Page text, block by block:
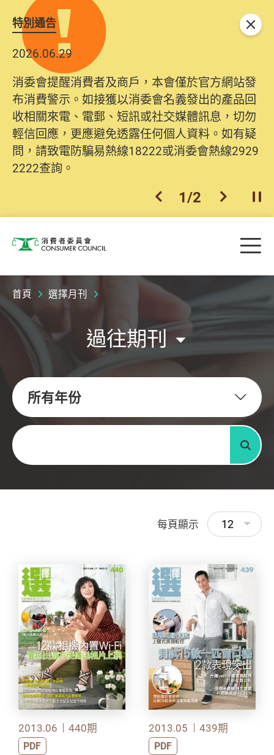
特別通告
2026.06.29
消委會提醒消費者及商戶，本會僅於官方網站發
布消費警示。如接獲以消委會名義發出的產品回
收相關來電、電郵、短訊或社交媒體訊息，切勿
輕信回應，更應避免透露任何個人資料。如有疑
問，請致電防騙易熱線18222或消委會熱線2929
2222查詢。
上一個
1/2 下一個開
關閉
消費者委員會 目
首頁 選擇月刊
過往期刊
所有年份
關鍵字
搜尋
每頁顯示 12
2013.06 440期
PDF
2013.05 439期
PDF